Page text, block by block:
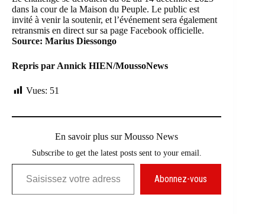
dans la cour de la Maison du Peuple. Le public est
invité à venir la soutenir, et l’événement sera également
retransmis en direct sur sa page Facebook officielle.
Source: Marius Diessongo
Repris par Annick HIEN/MoussoNews
Vues: 51
En savoir plus sur Mousso News
Subscribe to get the latest posts sent to your email.
Saisissez votre adresse e-mail…
Abonnez-vous